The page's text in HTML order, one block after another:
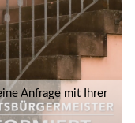
Anfrage mit Ihrer